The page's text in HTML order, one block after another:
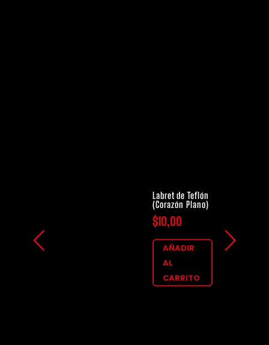
Labret de Teflón
(Corazón Plano)
$10,00
AÑADIR
AL
CARRITO